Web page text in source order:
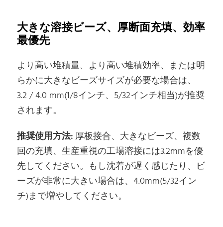
大きな溶接ビーズ、厚断面充填、効率
最優先
より高い堆積量、より高い堆積効率、または明
らかに大きなビーズサイズが必要な場合は、
3.2 / 4.0 mm(1/8インチ、5/32インチ相当)が推奨
されます。
推奨使用方法: 厚板接合、大きなビーズ、複数
回の充填、生産重視の工場溶接には3.2mmを優
先してください。もし沈着が遅く感じたり、ビ
ーズが非常に大きい場合は、4.0mm(5/32イン
チ)まで増やしてください。